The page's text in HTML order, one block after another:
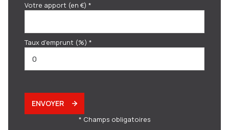
Votre apport (en €) *
Taux d'emprunt (%) *
ENVOYER
* Champs obligatoires